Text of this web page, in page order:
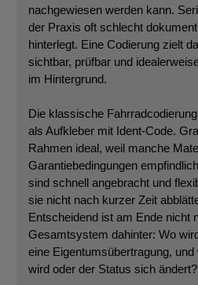
nachgewiesen werden kann.
der Praxis oft schlecht
hinterlegt. Eine Codierung zielt
sichtbar, prüfbar und
im Hintergrund.
Die klassische
als Aufkleber mit Ident-Code.
Rahmen ideal, weil manche
Garantiebedingungen
sind schnell angebracht und
sie nicht nach kurzer Zeit
Entscheidend ist am Ende nicht
Gesamtsystem dahinter: Wo
eine Eigentumsübertragung,
wird oder der Status sich ändert?